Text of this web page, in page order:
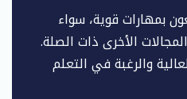
بمهارات قوية، سواء
الأخرى ذات الصلة.
والرغبة في التعلم